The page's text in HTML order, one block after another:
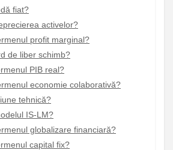
fiat?
activelor?
profit marginal?
de liber schimb?
PIB real?
economie colaborativă?
tehnică?
IS-LM?
globalizare financiară?
capital fix?